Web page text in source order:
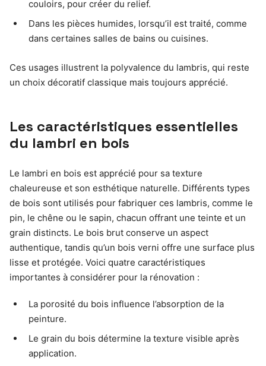
couloirs, pour créer du relief.
Dans les pièces humides, lorsqu’il est traité, comme
dans certaines salles de bains ou cuisines.
Ces usages illustrent la polyvalence du lambris, qui reste
un choix décoratif classique mais toujours apprécié.
Les caractéristiques essentielles
du lambri en bois
Le lambri en bois est apprécié pour sa texture
chaleureuse et son esthétique naturelle. Différents types
de bois sont utilisés pour fabriquer ces lambris, comme le
pin, le chêne ou le sapin, chacun offrant une teinte et un
grain distincts. Le bois brut conserve un aspect
authentique, tandis qu’un bois verni offre une surface plus
lisse et protégée. Voici quatre caractéristiques
importantes à considérer pour la rénovation :
La porosité du bois influence l’absorption de la
peinture.
Le grain du bois détermine la texture visible après
application.